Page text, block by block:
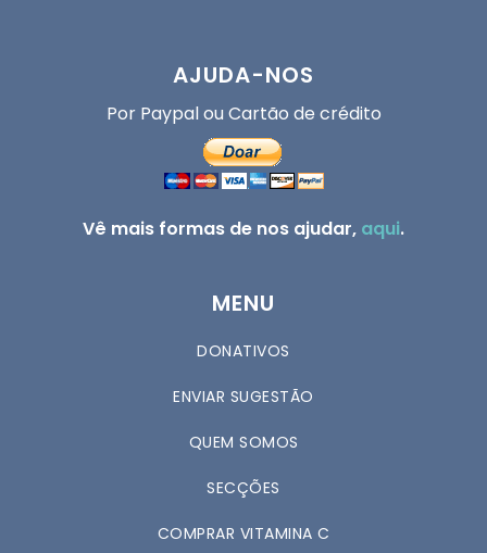
AJUDA-NOS
Por Paypal ou Cartão de crédito
Vê mais formas de nos ajudar, aqui.
MENU
DONATIVOS
ENVIAR SUGESTÃO
QUEM SOMOS
SECÇÕES
COMPRAR VITAMINA C